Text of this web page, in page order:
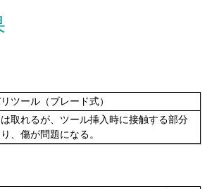
ツール（ブレード式）
取れるが、ツール挿入時に接触する部分
、傷が問題になる。